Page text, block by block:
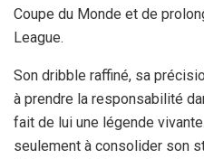
Coupe du Monde et de
League.
Son dribble raffiné, sa
à prendre la responsabilité
fait de lui une légende
seulement à consolider son